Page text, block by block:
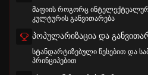
მაფიის როგორც
კულტურის განვითარება
პოპულარიზაცია და
სტანდარტიზებული წესებით და
პრინციპებით